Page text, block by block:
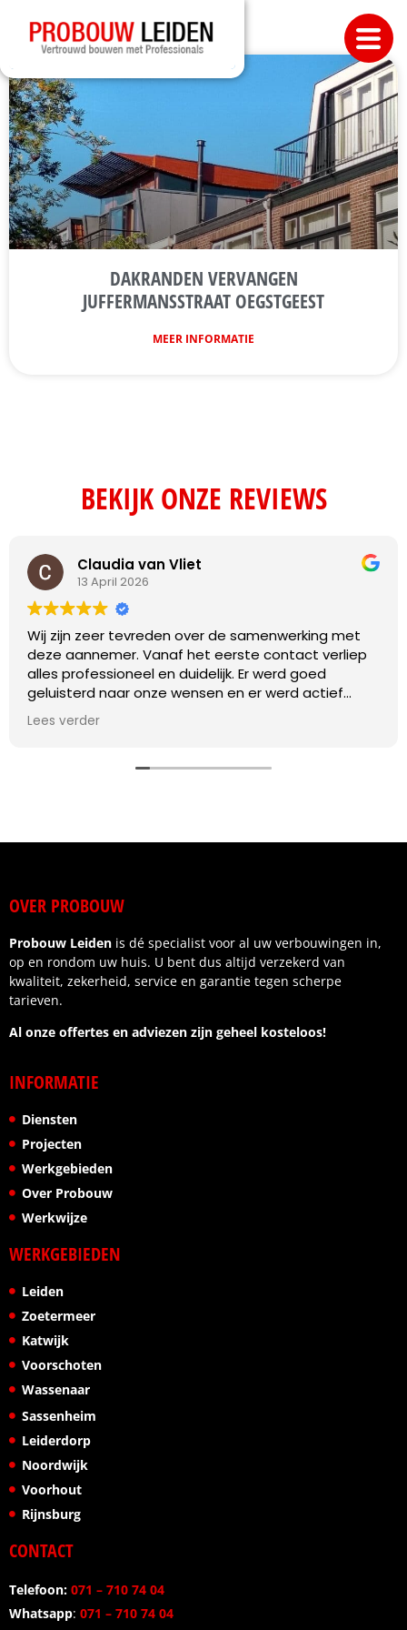
DAKRANDEN VERVANGEN
JUFFERMANSSTRAAT OEGSTGEEST
MEER INFORMATIE
BEKIJK ONZE REVIEWS
Claudia van Vliet
13 April 2026
Wij zijn zeer tevreden over de samenwerking met
deze aannemer. Vanaf het eerste contact verliep
alles professioneel en duidelijk. Er werd goed
geluisterd naar onze wensen en er werd actief
meegedacht over praktische oplossingen.
detail uitgevoerd. Daarnaast werd de planning
afspraken werden nagekomen.
het gevoel dat je als klant centraal staat. Wij zijn
Ik kan deze aannemer dan ook van harte
aanbevelen aan iedereen die op zoek is naar
kwaliteit, vakmanschap en een fijne samenwerking.
Lees verder
OVER PROBOUW
Probouw Leiden is dé specialist voor al uw verbouwingen in,
op en rondom uw huis. U bent dus altijd verzekerd van
kwaliteit, zekerheid, service en garantie tegen scherpe
tarieven.
Al onze offertes en adviezen zijn geheel kosteloos!
INFORMATIE
Diensten
Projecten
Werkgebieden
Over Probouw
Werkwijze
WERKGEBIEDEN
Leiden
Zoetermeer
Katwijk
Voorschoten
Wassenaar
Sassenheim
Leiderdorp
Noordwijk
Voorhout
Rijnsburg
CONTACT
Telefoon: 071 – 710 74 04
Whatsapp: 071 – 710 74 04